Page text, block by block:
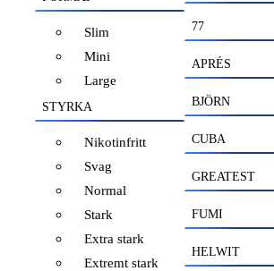
Slim
Mini
Large
STYRKA
Nikotinfritt
Svag
Normal
Stark
Extra stark
Extremt stark
77
APRÉS
BJÖRN
CUBA
GREATEST
FUMI
HELWIT